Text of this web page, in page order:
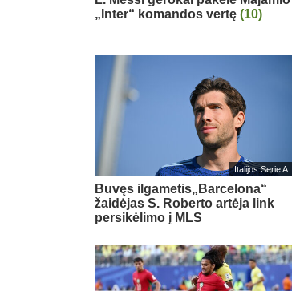
„Inter“ komandos vertę (10)
Italijos Serie A
Buvęs ilgametis„Barcelona“
žaidėjas S. Roberto artėja link
persikėlimo į MLS